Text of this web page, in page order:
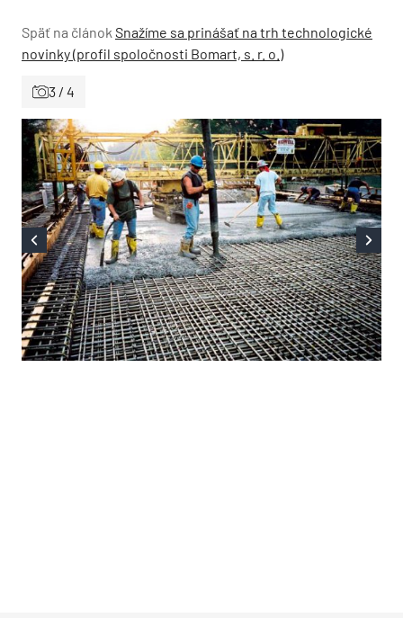
Späť na článok Snažíme sa prinášať na trh technologické
novinky (profil spoločnosti Bomart, s. r. o.)
3 / 4